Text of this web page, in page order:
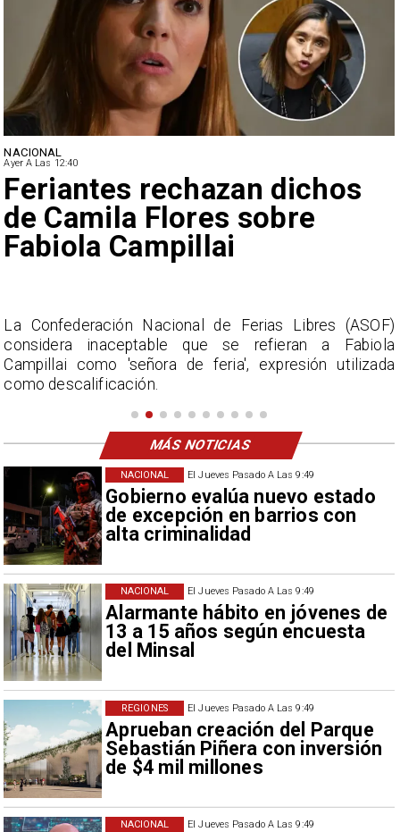
El Jueves Pasado A Las 9:49
Gobierno evalúa nuevo estado
de excepción en barrios con
alta criminalidad
NACIONAL
El Jueves Pasado A Las 9:49
Alarmante hábito en jóvenes de
13 a 15 años según encuesta
del Minsal
NACIONAL
El Jueves Pasado A Las 9:49
Aprueban creación del Parque
Sebastián Piñera con inversión
de $4 mil millones
REGIONES
El Jueves Pasado A Las 9:49
NACIONAL
NACIONAL
Ayer A Las 12:40
Feriantes rechazan dichos
de Camila Flores sobre
Fabiola Campillai
La Confederación Nacional de Ferias Libres (ASOF)
considera inaceptable que se refieran a Fabiola
Campillai como 'señora de feria', expresión utilizada
como descalificación.
MÁS NOTICIAS